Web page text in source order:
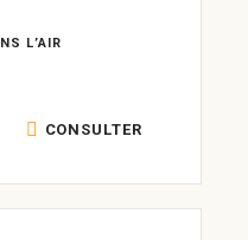
L’AIR
CONSULTER